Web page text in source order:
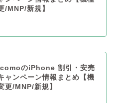
/MNP/新規】
のiPhone 割引・安売
ャンペーン情報まとめ【機
更/MNP/新規】